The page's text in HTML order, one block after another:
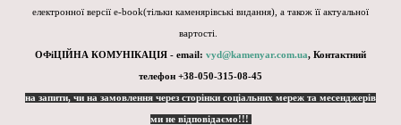
електронної версії e-book(тільки каменярівські видання), а також її актуальної
вартості.
ОФіЦІЙНА КОМУНІКАЦІЯ - email: vyd@kamenyar.com.ua, Контактний
телефон +38-050-315-08-45
на запити, чи на замовлення через сторінки соціальних мереж та месенджерів
ми не відповідаємо!!!